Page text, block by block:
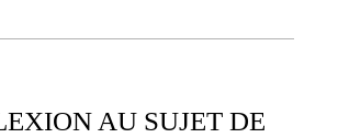
AU SUJET DE